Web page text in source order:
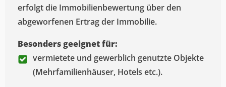
erfolgt die Immobilienbewertung über den
abgeworfenen Ertrag der Immobilie.
Besonders geeignet für:
vermietete und gewerblich genutzte Objekte
(Mehrfamilienhäuser, Hotels etc.).